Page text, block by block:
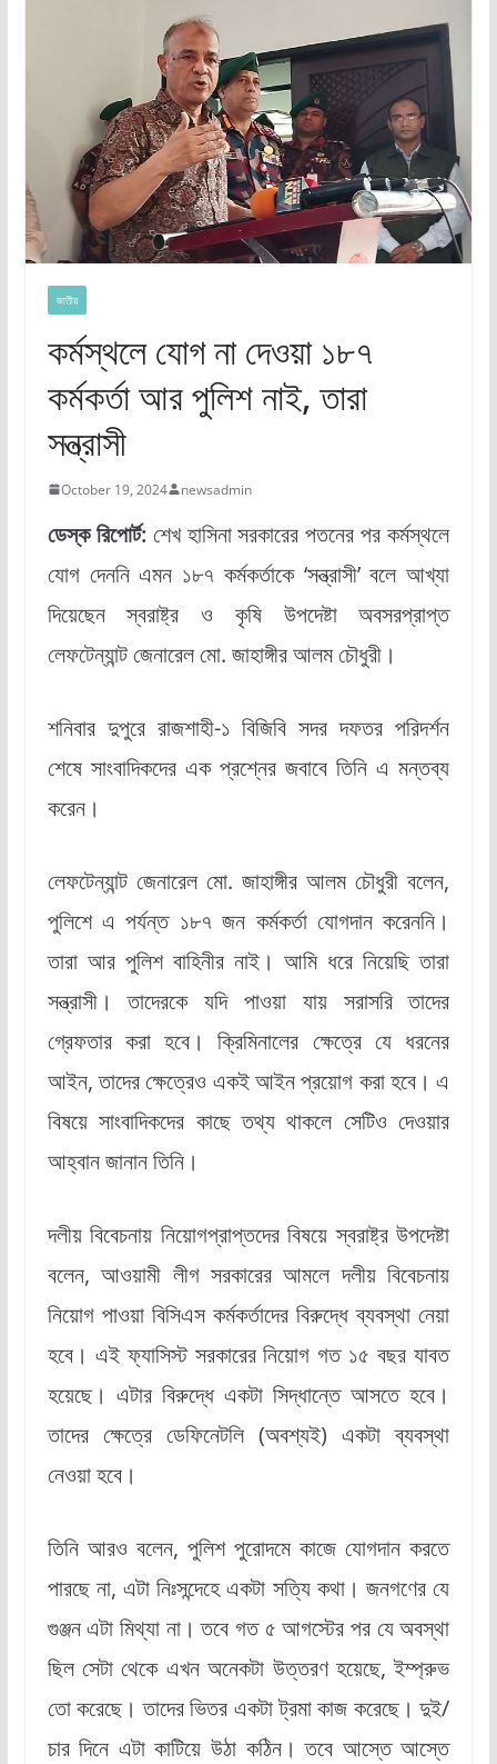
জাতীয়
কর্মস্থলে যোগ না দেওয়া ১৮৭
কর্মকর্তা আর পুলিশ নাই, তারা
সন্ত্রাসী
October 19, 2024 newsadmin
ডেস্ক রিপোর্ট:শেখ হাসিনা সরকারের পতনের পর কর্মস্থলে
যোগ দেননি এমন ১৮৭ কর্মকর্তাকে ‘সন্ত্রাসী’ বলে আখ্যা
দিয়েছেন স্বরাষ্ট্র ও কৃষি উপদেষ্টা অবসরপ্রাপ্ত
লেফটেন্যান্ট জেনারেল মো. জাহাঙ্গীর আলম চৌধুরী।
শনিবার দুপুরে রাজশাহী-১ বিজিবি সদর দফতর পরিদর্শন
শেষে সাংবাদিকদের এক প্রশ্নের জবাবে তিনি এ মন্তব্য
করেন।
লেফটেন্যান্ট জেনারেল মো. জাহাঙ্গীর আলম চৌধুরী বলেন,
পুলিশে এ পর্যন্ত ১৮৭ জন কর্মকর্তা যোগদান করেননি।
তারা আর পুলিশ বাহিনীর নাই। আমি ধরে নিয়েছি তারা
সন্ত্রাসী। তাদেরকে যদি পাওয়া যায় সরাসরি তাদের
গ্রেফতার করা হবে। ক্রিমিনালের ক্ষেত্রে যে ধরনের
আইন, তাদের ক্ষেত্রেও একই আইন প্রয়োগ করা হবে। এ
বিষয়ে সাংবাদিকদের কাছে তথ্য থাকলে সেটিও দেওয়ার
আহ্বান জানান তিনি।
দলীয় বিবেচনায় নিয়োগপ্রাপ্তদের বিষয়ে স্বরাষ্ট্র উপদেষ্টা
বলেন, আওয়ামী লীগ সরকারের আমলে দলীয় বিবেচনায়
নিয়োগ পাওয়া বিসিএস কর্মকর্তাদের বিরুদ্ধে ব্যবস্থা নেয়া
হবে। এই ফ্যাসিস্ট সরকারের নিয়োগ গত ১৫ বছর যাবত
হয়েছে। এটার বিরুদ্ধে একটা সিদ্ধান্তে আসতে হবে।
তাদের ক্ষেত্রে ডেফিনেটলি (অবশ্যই) একটা ব্যবস্থা
নেওয়া হবে।
তিনি আরও বলেন, পুলিশ পুরোদমে কাজে যোগদান করতে
পারছে না, এটা নিঃসন্দেহে একটা সত্যি কথা। জনগণের যে
গুঞ্জন এটা মিথ্যা না। তবে গত ৫ আগস্টের পর যে অবস্থা
ছিল সেটা থেকে এখন অনেকটা উত্তরণ হয়েছে, ইম্প্রুভ
তো করেছে। তাদের ভিতর একটা ট্রমা কাজ করেছে। দুই/
চার দিনে এটা কাটিয়ে উঠা কঠিন। তবে আস্তে আস্তে